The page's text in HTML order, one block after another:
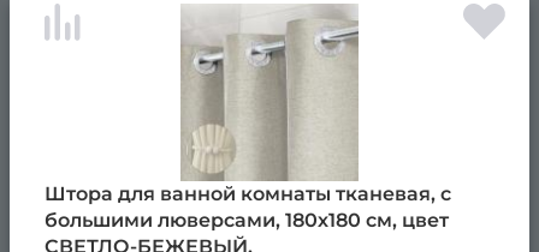
Штора для ванной комнаты тканевая, с
большими люверсами, 180х180 см, цвет
СВЕТЛО-БЕЖЕВЫЙ.